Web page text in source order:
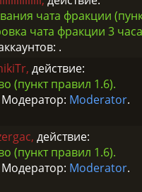
чата фракции
чата фракции 3 часа
.
действие:
(пункт правил 1.6).
Модератор: Moderator.
действие:
(пункт правил 1.6).
Модератор: Moderator.